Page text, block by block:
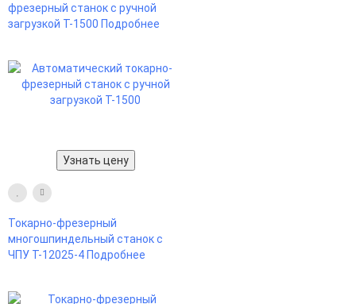
фрезерный станок с ручной
загрузкой Т-1500 Подробнее
Узнать цену
Токарно-фрезерный
многошпиндельный станок с
ЧПУ Т-12025-4 Подробнее